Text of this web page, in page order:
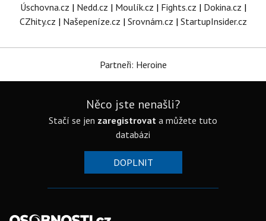
Úschovna.cz | Nedd.cz | Moulík.cz | Fights.cz | Dokina.cz |
CZhity.cz | Našepeníze.cz | Srovnám.cz | StartupInsider.cz
Partneři: Heroine
Něco jste nenašli?
Stačí se jen zaregistrovat a můžete tuto
databázi
DOPLNIT